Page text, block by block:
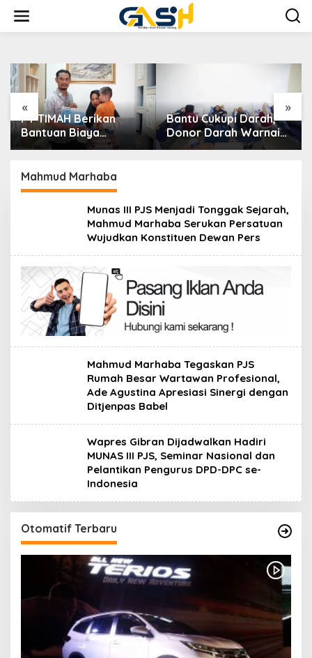
konten
« »
Bantu Cukupi Darah,
Donor Darah Warnai
Bulan Bakti HUT ke-50
Tengah
Dalam Rangka
Menyambut HUT RI Ke-
81, Bupati Riza
Pemutihan Pajak
Kendaraan Bermotor
Mahmud Marhaba
Munas III PJS Menjadi Tonggak Sejarah,
Mahmud Marhaba Serukan Persatuan
Wujudkan Konstituen Dewan Pers
Mahmud Marhaba Tegaskan PJS
Rumah Besar Wartawan Profesional,
Ade Agustina Apresiasi Sinergi dengan
Ditjenpas Babel
Wapres Gibran Dijadwalkan Hadiri
MUNAS III PJS, Seminar Nasional dan
Pelantikan Pengurus DPD-DPC se-
Indonesia
Otomatif Terbaru